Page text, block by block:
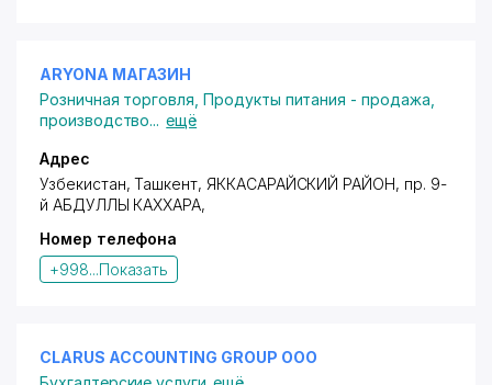
ARYONA МАГАЗИН
Розничная торговля ,Продукты питания - продажа,
производство... ещё
Адрес
Узбекистан, Ташкент, ЯККАСАРАЙСКИЙ РАЙОН, пр. 9-
й АБДУЛЛЫ КАХХАРА,
Номер телефона
+998...Показать
CLARUS ACCOUNTING GROUP ООО